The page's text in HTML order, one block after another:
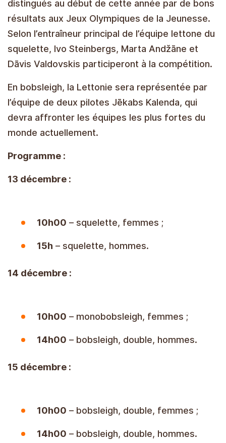
distingués au début de cette année par de bons
résultats aux Jeux Olympiques de la Jeunesse.
Selon l’entraîneur principal de l’équipe lettone du
squelette, Ivo Steinbergs, Marta Andžāne et
Dāvis Valdovskis participeront à la compétition.
En bobsleigh, la Lettonie sera représentée par
l’équipe de deux pilotes Jēkabs Kalenda, qui
devra affronter les équipes les plus fortes du
monde actuellement.
Programme :
13 décembre :
10h00 – squelette, femmes ;
15h – squelette, hommes.
14 décembre :
10h00 – monobobsleigh, femmes ;
14h00 – bobsleigh, double, hommes.
15 décembre :
10h00 – bobsleigh, double, femmes ;
14h00 – bobsleigh, double, hommes.